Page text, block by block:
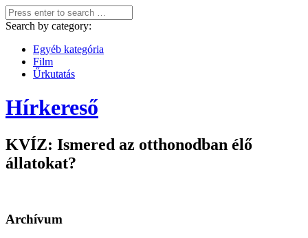
Search by category:
Egyéb kategória
Film
Űrkutatás
Hírkereső
KVÍZ: Ismered az otthonodban élő
állatokat?
Archívum